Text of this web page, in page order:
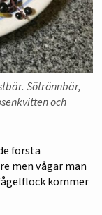
Sötrönnbär,
och
första
men vågar man
kommer